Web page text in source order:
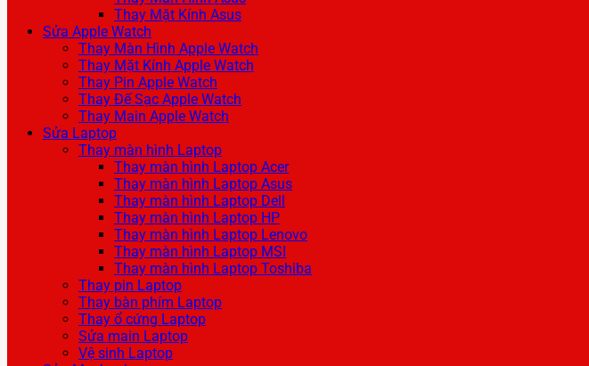
Thay Mặt Kính Asus
Sửa Apple Watch
Thay Màn Hình Apple Watch
Thay Mặt Kính Apple Watch
Thay Pin Apple Watch
Thay Đế Sạc Apple Watch
Thay Main Apple Watch
Sửa Laptop
Thay màn hình Laptop
Thay màn hình Laptop Acer
Thay màn hình Laptop Asus
Thay màn hình Laptop Dell
Thay màn hình Laptop HP
Thay màn hình Laptop Lenovo
Thay màn hình Laptop MSI
Thay màn hình Laptop Toshiba
Thay pin Laptop
Thay bàn phím Laptop
Thay ổ cứng Laptop
Sửa main Laptop
Vệ sinh Laptop